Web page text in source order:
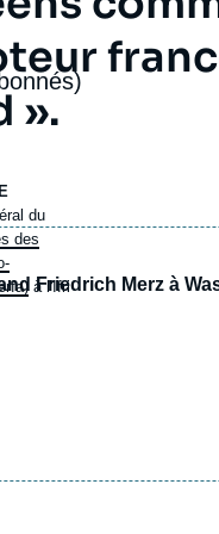
».
du
des
à l'Ifri
Friedrich Merz à